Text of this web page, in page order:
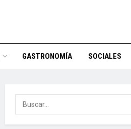
GASTRONOMÍA SOCIALES